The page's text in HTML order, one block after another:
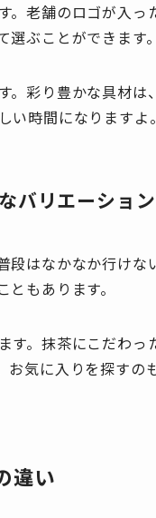
。老舗のロゴが入
ぶことができます。
彩り豊かな具材は
時間になりますよ。
バリエーション
段はなかなか行け
もあります。
す。抹茶にこだわ
気に入りを探すの
違い